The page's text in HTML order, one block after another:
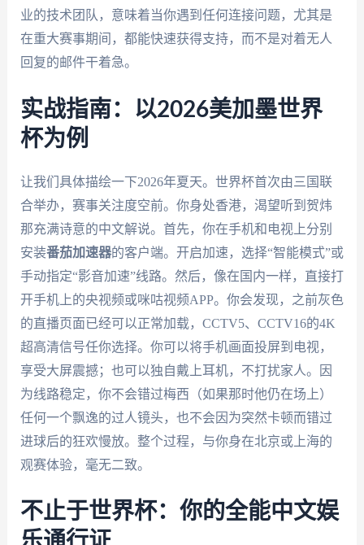
业的技术团队，意味着当你遇到任何连接问题，尤其是
在重大赛事期间，都能快速获得支持，而不是对着无人
回复的邮件干着急。
实战指南：以2026美加墨世界
杯为例
让我们具体描绘一下2026年夏天。世界杯首次由三国联
合举办，赛事关注度空前。你身处香港，渴望听到贺炜
那充满诗意的中文解说。首先，你在手机和电视上分别
安装番茄加速器的客户端。开启加速，选择“智能模式”或
手动指定“影音加速”线路。然后，像在国内一样，直接打
开手机上的央视频或咪咕视频APP。你会发现，之前灰色
的直播页面已经可以正常加载，CCTV5、CCTV16的4K
超高清信号任你选择。你可以将手机画面投屏到电视，
享受大屏震撼；也可以独自戴上耳机，不打扰家人。因
为线路稳定，你不会错过梅西（如果那时他仍在场上）
任何一个飘逸的过人镜头，也不会因为突然卡顿而错过
进球后的狂欢慢放。整个过程，与你身在北京或上海的
观赛体验，毫无二致。
不止于世界杯：你的全能中文娱